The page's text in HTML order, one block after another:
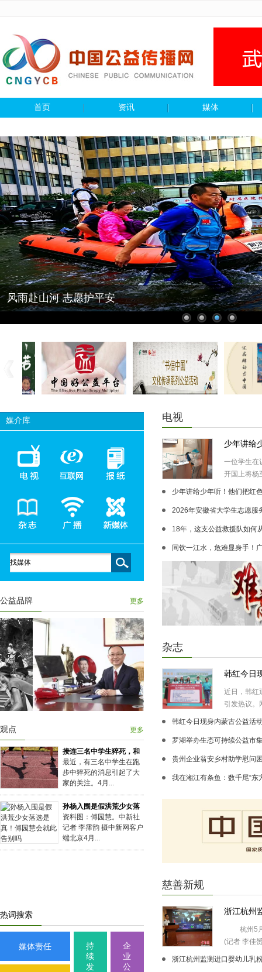
首页 资讯 媒体
风雨赴山河 志愿护平安
媒介库
公益品牌 更多
观点 更多
接连三名中学生猝死，和
最近，有三名中学生在跑
步中猝死的消息引起了大
家的关注。4月...
孙杨入围是假洪荒少女落
资料图：傅园慧。中新社
记者 李霈韵 摄中新网客户
端北京4月...
热词搜索
媒体责任
持
续
发
企
业
公
电视
少年讲给
一位学生在
开国上将杨
少年讲给少年听！他们把红
2026年安徽省大学生志愿服
18年，这支公益救援队如何
同饮一江水，危难显身手！
杂志
韩红今日
近日，韩红
引发热议。
韩红今日现身内蒙古公益活
罗湖举办生态可持续公益市
贵州企业翁安乡村助学慰问
我在湘江有条鱼：数千尾“东
慈善新规
浙江杭州
杭州5月
(记者 李佳
浙江杭州监测进口婴幼儿乳